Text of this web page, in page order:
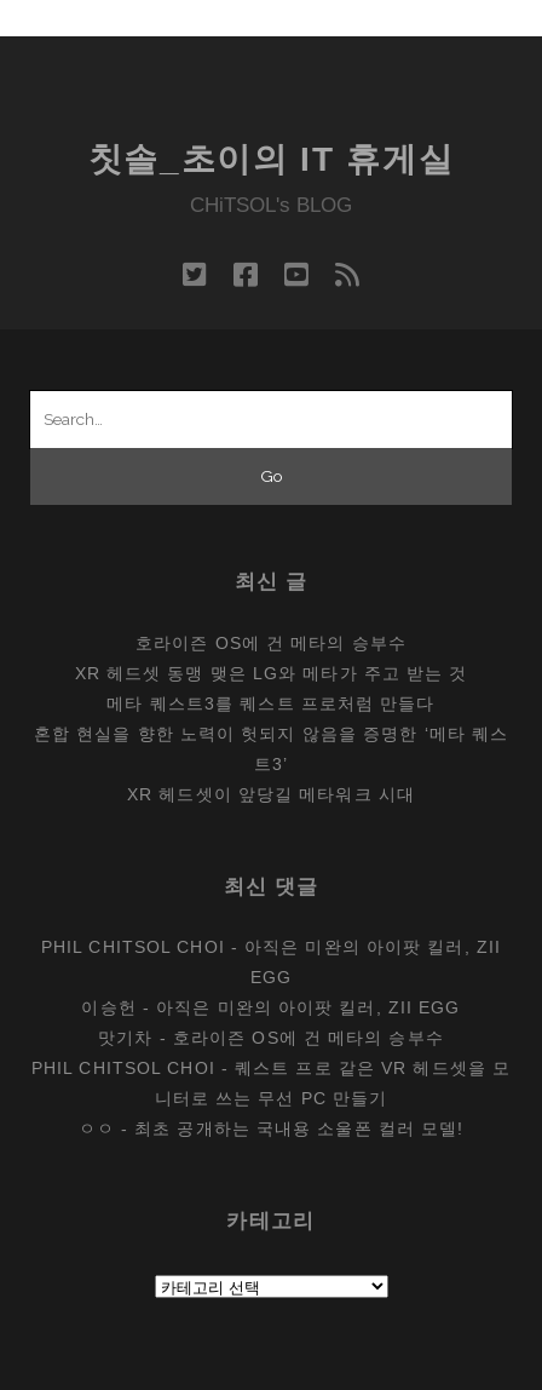
칫솔_초이의 IT 휴게실
CHiTSOL's BLOG
twitterfacebook
youtube
rss
최신 글
호라이즌 OS에 건 메타의 승부수
XR 헤드셋 동맹 맺은 LG와 메타가 주고 받는 것
메타 퀘스트3를 퀘스트 프로처럼 만들다
혼합 현실을 향한 노력이 헛되지 않음을 증명한 ‘메타 퀘스
트3’
XR 헤드셋이 앞당길 메타워크 시대
최신 댓글
PHIL CHITSOL CHOI - 아직은 미완의 아이팟 킬러, ZII
EGG
이승헌 - 아직은 미완의 아이팟 킬러, ZII EGG
맛기차 - 호라이즌 OS에 건 메타의 승부수
PHIL CHITSOL CHOI -퀘스트 프로 같은 VR 헤드셋을 모
니터로 쓰는 무선 PC 만들기
ㅇㅇ - 최초 공개하는 국내용 소울폰 컬러 모델!
카테고리
테